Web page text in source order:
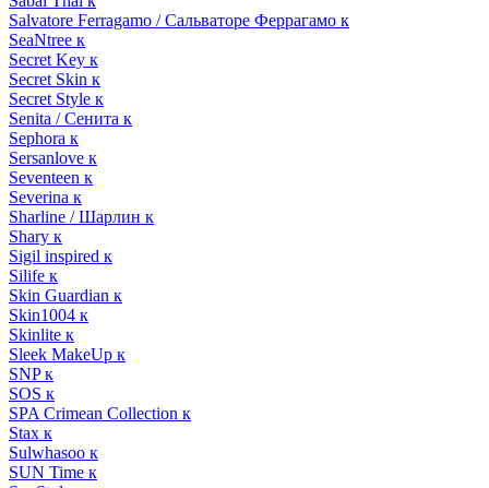
Salvatore Ferragamo / Сальваторе Феррагамо к
SeaNtree к
Secret Key к
Secret Skin к
Secret Style к
Senita / Сенита к
Sephora к
Sersanlove к
Seventeen к
Severina к
Sharline / Шарлин к
Shary к
Sigil inspired к
Silife к
Skin Guardian к
Skin1004 к
Skinlite к
Sleek MakeUp к
SNP к
SOS к
SPA Crimean Collection к
Stax к
Sulwhasoo к
SUN Time к